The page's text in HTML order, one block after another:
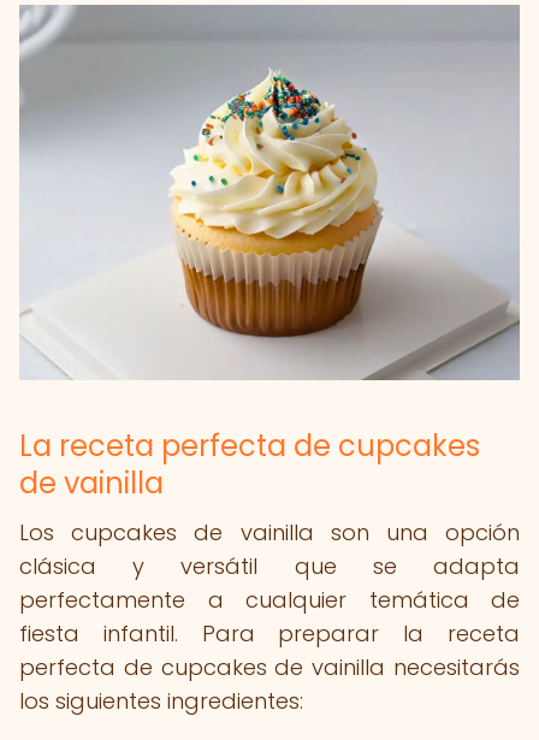
La receta perfecta de cupcakes
de vainilla
Los cupcakes de vainilla son una opción
clásica y versátil que se adapta
perfectamente a cualquier temática de
fiesta infantil. Para preparar la receta
perfecta de cupcakes de vainilla necesitarás
los siguientes ingredientes: